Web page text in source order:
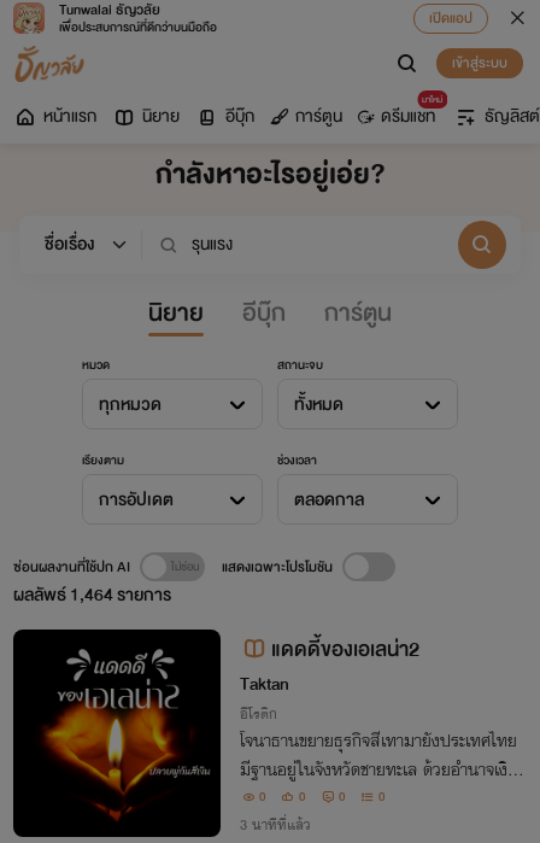
Tunwalai ธัญวลัย
เพื่อประสบการณ์ที่ดีกว่าบนมือถือ
เปิดแอป
เข้าสู่ระบบ
หน้าแรก นิยาย อีบุ๊ก การ์ตูน
มาใหม่
ดรีมแชท ธัญลิสต์
กำลังหาอะไรอยู่เอ่ย?
นิยาย อีบุ๊ก การ์ตูน
หมวด
ทุกหมวด
สถานะจบ
ทั้งหมด
เรียงตาม
การอัปเดต
ช่วงเวลา
ตลอดกาล
ผลลัพธ์1,464รายการ
ซ่อนผลงานที่ใช้ปก AI แสดงเฉพาะโปรโมชัน
แดดดี้ของเอเลน่า2
Taktan
อีโรติก
โจนาธานขยายธุรกิจสีเทามายังประเทศไทย
มีฐานอยู่ในจังหวัดชายทะเล ด้วยอำนาจเงินเ
ขามีท่าเรือยอร์ช กีฬาทางน้ำ พันธมิตรคือแท
นไท และใบเฟิร์น เขาพาเอเลน่าติดตามมาด้ว
0 0 0 0
3 นาทีที่แล้ว